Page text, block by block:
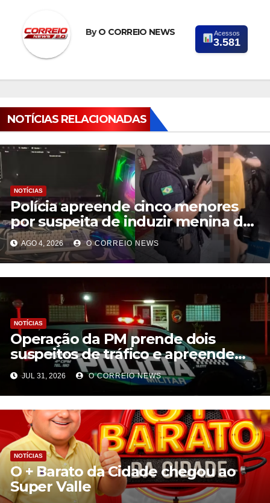
ByO CORREIO NEWS Acessos
3.581
NOTÍCIAS RELACIONADAS
NOTÍCIAS
Polícia apreende cinco menores
por suspeita de induzir menina de
13 anos a morte durante ‘live’
AGO 4, 2026 O CORREIO NEWS
NOTÍCIAS
Operação da PM prende dois
suspeitos de tráfico e apreende
cocaína em Paraíso das Águas
JUL 31, 2026 O CORREIO NEWS
NOTÍCIAS
O + Barato da Cidade chegou ao
Super Valle